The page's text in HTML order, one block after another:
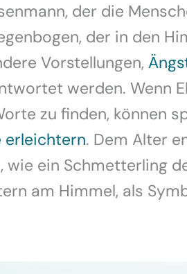
der die
der in den
Vorstellungen,
werden. Wenn
zu finden, können
erleichtern. Dem Alter
wie ein Schmetterling
am Himmel, als